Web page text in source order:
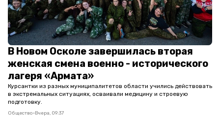
В Новом Осколе завершилась вторая
женская смена военно - исторического
лагеря «Армата»
Курсантки из разных муниципалитетов области учились действовать
в экстремальных ситуациях, осваивали медицину и строевую
подготовку.
Общество•Вчера, 09:37